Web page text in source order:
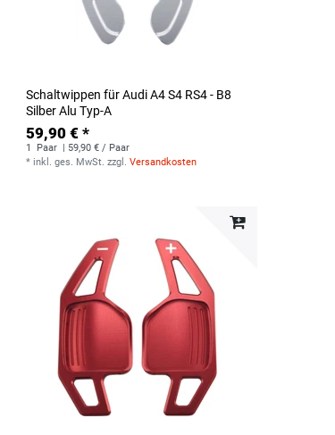
Schaltwippen für Audi A4 S4 RS4 - B8
Silber Alu Typ-A
59,90 € *
1 Paar | 59,90 € / Paar
* inkl. ges. MwSt. zzgl.Versandkosten